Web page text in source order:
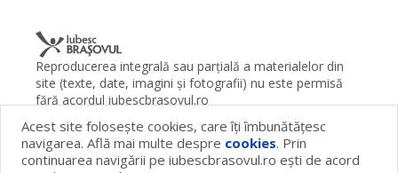
Reproducerea integrală sau parţială a materialelor din
site (texte, date, imagini şi fotografii) nu este permisă
fără acordul iubescbrasovul.ro
Termeni şi condiţii
Contact Despre proiect
FAQ
Cookies
Publicitate
© 2026 iubescbrasovul.ro
Acest site foloseşte cookies, care îţi îmbunătăţesc
navigarea. Află mai multe despre cookies. Prin
continuarea navigării pe iubescbrasovul.ro eşti de acord